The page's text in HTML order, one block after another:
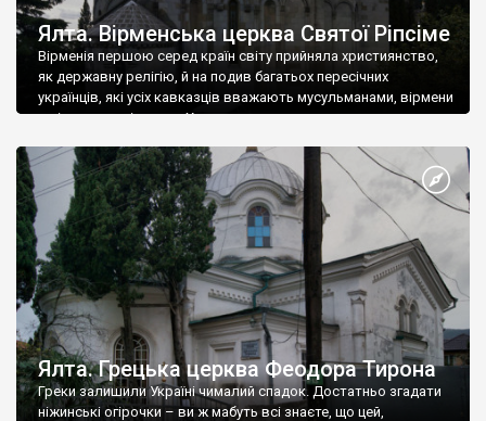
Ялта. Вірменська церква Святої Ріпсіме
Вірменія першою серед країн світу прийняла християнство,
як державну релігію, й на подив багатьох пересічних
українців, які усіх кавказців вважають мусульманами, вірмени
є відданими вірянами Христа
Ялта. Грецька церква Феодора Тирона
Греки залишили Україні чималий спадок. Достатньо згадати
ніжинські огірочки – ви ж мабуть всі знаєте, що цей,